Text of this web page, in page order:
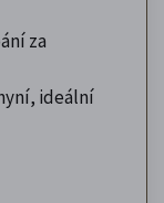
za
ideální